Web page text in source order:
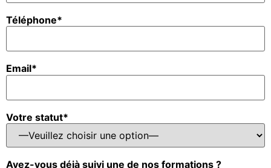
Téléphone*
Email*
Votre statut*
Avez-vous déjà suivi une de nos formations ?